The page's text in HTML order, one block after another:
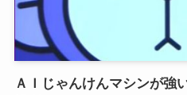
ＡＩじゃんけんマシンが強